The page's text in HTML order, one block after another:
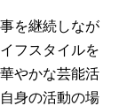
を継続しなが
フスタイルを
やかな芸能活
身の活動の場